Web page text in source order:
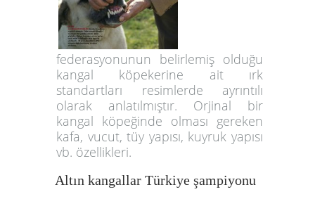
federasyonunun belirlemiş olduğu
kangal köpekerine ait ırk
standartları resimlerde ayrıntılı
olarak anlatılmıştır. Orjinal bir
kangal köpeğinde olması gereken
kafa, vucut, tüy yapısı, kuyruk yapısı
vb. özellikleri.
Altın kangallar Türkiye şampiyonu